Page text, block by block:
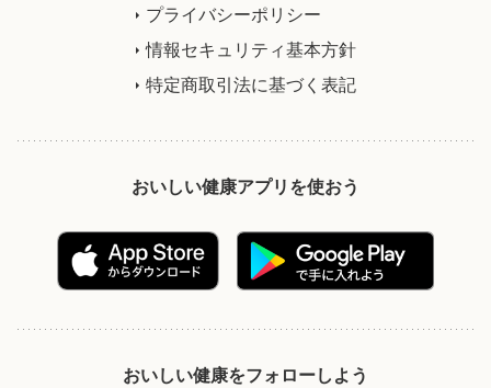
プライバシーポリシー
情報セキュリティ基本方針
特定商取引法に基づく表記
おいしい健康アプリを使おう
おいしい健康をフォローしよう